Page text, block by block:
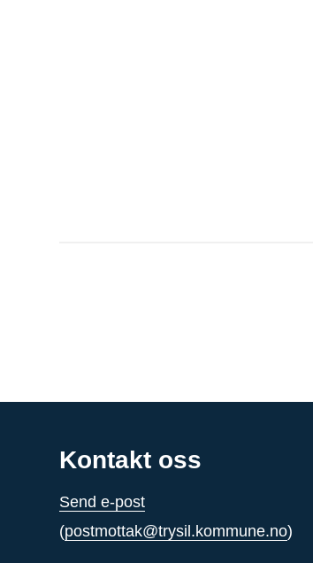
Kontakt oss
Send e-post
(postmottak@trysil.kommune.no)